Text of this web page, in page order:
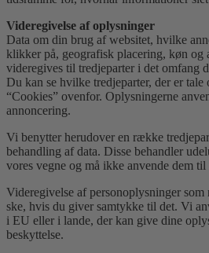
Videregivelse af oplysninger
Data om din brug af websitet, hvilke
klikker på, geografisk placering, køn og
videregives til tredjeparter i det omfang
Du kan se hvilke tredjeparter, der er tale
“Cookies” ovenfor. Oplysningerne
annoncering.
Vi benytter herudover en række
behandling af data. Disse behandler
vores vegne og må ikke anvende dem til
Videregivelse af personoplysninger
ske, hvis du giver samtykke til det. Vi
i EU eller i lande, der kan give dine
beskyttelse.